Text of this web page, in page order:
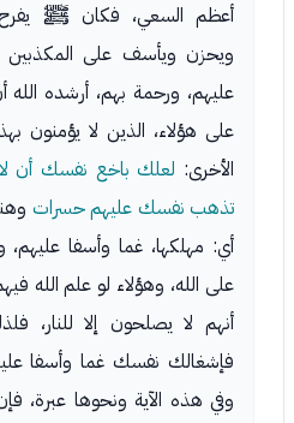
أعظم السعي، فكان ﷺ يفرح
ويحزن ويأسف على
عليهم، ورحمة بهم، أرشده
على هؤلاء، الذين لا يؤمنون
الأخرى: لعلك باخع نفسك أن لا
تذهب نفسك عليهم حسرات
أي: مهلكها، غما وأسفا
على الله، وهؤلاء لو علم الله
أنهم لا يصلحون إلا للنار،
فإشغالك نفسك غما وأسفا
وفي هذه الآية ونحوها عبرة،